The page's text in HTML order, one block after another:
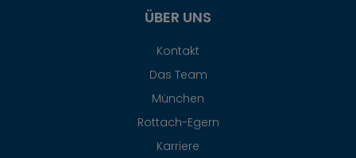
ÜBER UNS
Kontakt
Das Team
München
Rottach-Egern
Karriere